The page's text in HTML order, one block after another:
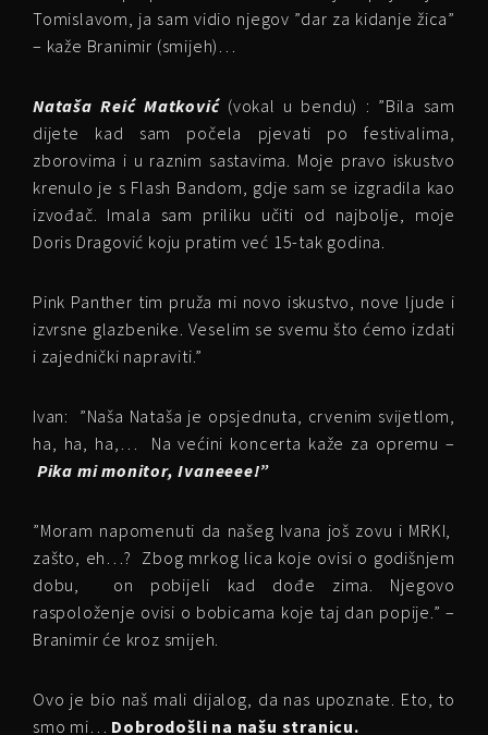
Tomislavom, ja sam vidio njegov ”dar za kidanje žica”
– kaže Branimir (smijeh)…
Nataša Reić Matković(vokal u bendu) : ”Bila sam
dijete kad sam počela pjevati po festivalima,
zborovima i u raznim sastavima. Moje pravo iskustvo
krenulo je s Flash Bandom, gdje sam se izgradila kao
izvođač. Imala sam priliku učiti od najbolje, moje
Doris Dragović koju pratim već 15-tak godina.
Pink Panther tim pruža mi novo iskustvo, nove ljude i
izvrsne glazbenike. Veselim se svemu što ćemo izdati
i zajednički napraviti.”
Ivan: ”Naša Nataša je opsjednuta, crvenim svijetlom,
ha, ha, ha,… Na većini koncerta kaže za opremu –
Pika mi monitor, Ivaneeee!”
”Moram napomenuti da našeg Ivana još zovu i MRKI,
zašto, eh…? Zbog mrkog lica koje ovisi o godišnjem
dobu, on pobijeli kad dođe zima. Njegovo
raspoloženje ovisi o bobicama koje taj dan popije.” –
Branimir će kroz smijeh.
Ovo je bio naš mali dijalog, da nas upoznate. Eto, to
smo mi… Dobrodošli na našu stranicu.